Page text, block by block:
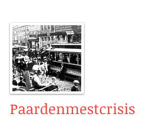
Paardenmestcrisis